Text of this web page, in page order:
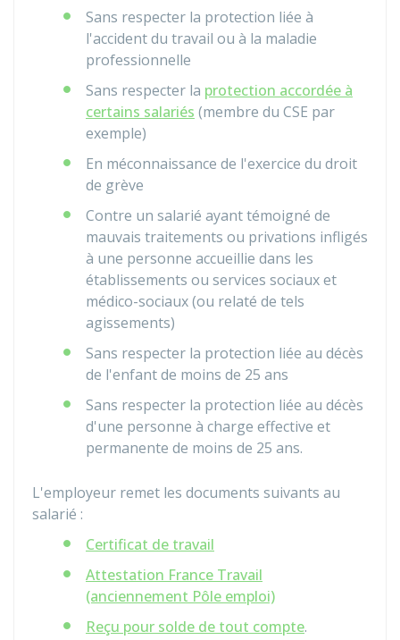
Sans respecter la protection liée à
l'accident du travail ou à la maladie
professionnelle
Sans respecter la protection accordée à
certains salariés (membre du CSE par
exemple)
En méconnaissance de l'exercice du droit
de grève
Contre un salarié ayant témoigné de
mauvais traitements ou privations infligés
à une personne accueillie dans les
établissements ou services sociaux et
médico-sociaux (ou relaté de tels
agissements)
Sans respecter la protection liée au décès
de l'enfant de moins de 25 ans
Sans respecter la protection liée au décès
d'une personne à charge effective et
permanente de moins de 25 ans.
L'employeur remet les documents suivants au
salarié :
Certificat de travail
Attestation France Travail
(anciennement Pôle emploi)
Reçu pour solde de tout compte.